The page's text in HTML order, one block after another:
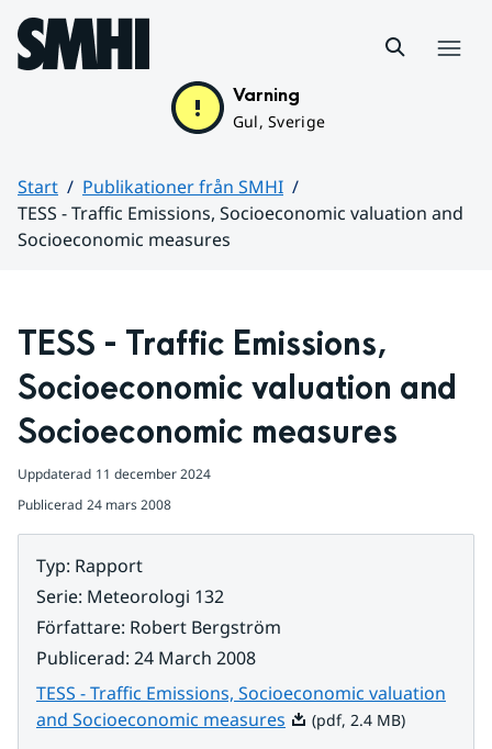
Hoppa till sidans innehåll
Varning
Gul, Sverige
Start
Publikationer från SMHI
TESS - Traffic Emissions, Socioeconomic valuation and
Socioeconomic measures
TESS - Traffic Emissions,
Socioeconomic valuation and
Socioeconomic measures
Uppdaterad 11 december 2024
Publicerad 24 mars 2008
Typ: Rapport
Serie: Meteorologi 132
Författare: Robert Bergström
Publicerad: 24 March 2008
TESS - Traffic Emissions, Socioeconomic valuation
and Socioeconomic measures Pdf, 2.4 MB.
(pdf, 2.4 MB)